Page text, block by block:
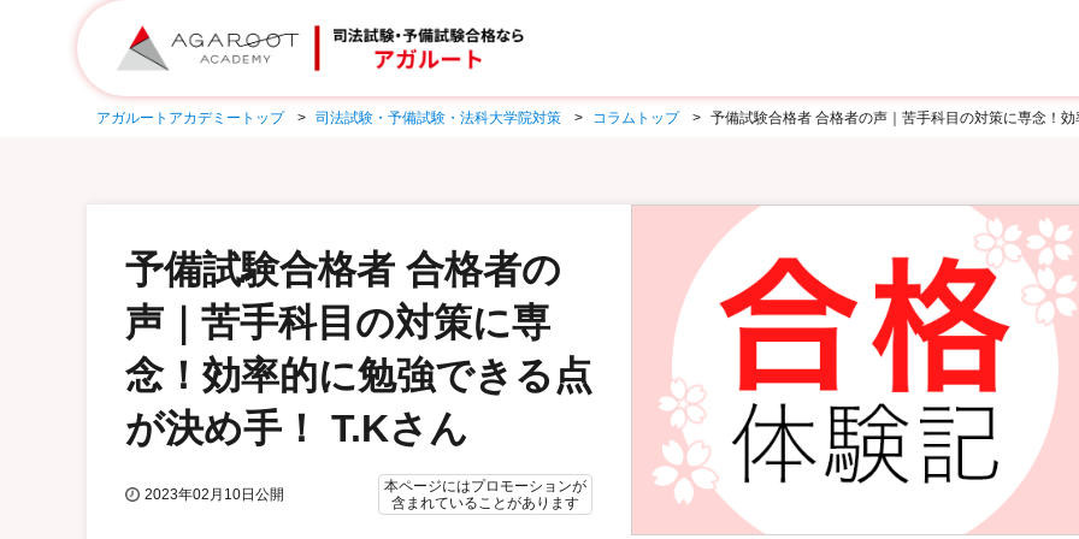
アガルートアカデミートップ 司法試験・予備試験・法科大学院対策 コラムトップ 予備試験合格者 合格者の声｜苦手科目の対策に専念！
予備試験合格者 合格者の
声｜苦手科目の対策に専
念！効率的に勉強できる点
が決め手！ T.Kさん
2023年02月10日公開
本ページにはプロモーションが
含まれていることがあります